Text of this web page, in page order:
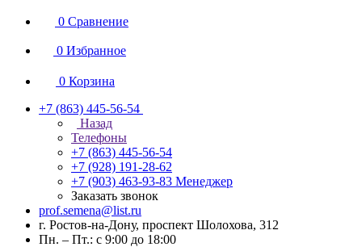
0 Сравнение
0 Избранное
0 Корзина
+7 (863) 445-56-54
Назад
Телефоны
+7 (863) 445-56-54
+7 (928) 191-28-62
+7 (903) 463-93-83 Менеджер
Заказать звонок
prof.semena@list.ru
г. Ростов-на-Дону, проспект Шолохова, 312
Пн. – Пт.: с 9:00 до 18:00